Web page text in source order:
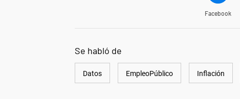
Facebook
Se habló de
Datos EmpleoPúblico Inflación